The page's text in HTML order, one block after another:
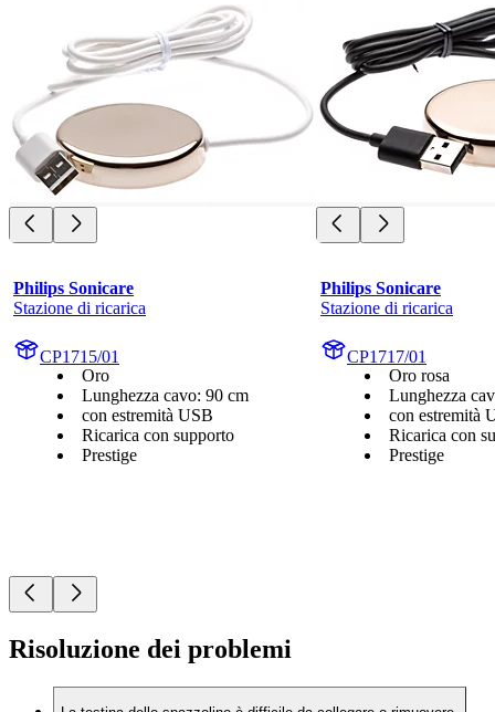
Philips Sonicare
Stazione di ricarica
CP1715/01
Oro
Lunghezza cavo: 90 cm
con estremità USB
Ricarica con supporto
Prestige
Philips Sonicare
Stazione di ricarica
CP1717/01
Oro rosa
Lunghezza
con estremità
Ricarica con
Prestige
Risoluzione dei problemi